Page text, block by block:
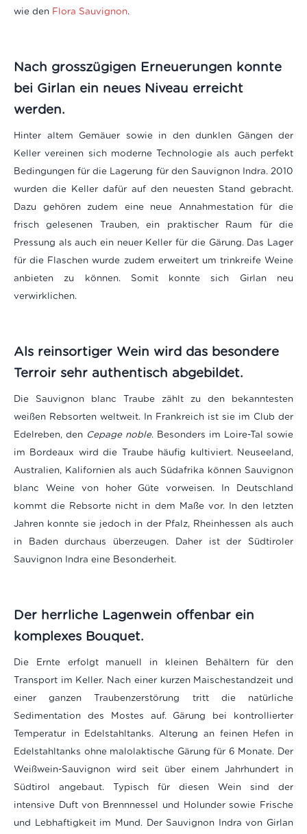
wie den Flora Sauvignon.
Nach grosszügigen Erneuerungen konnte
bei Girlan ein neues Niveau erreicht
werden.
Hinter altem Gemäuer sowie in den dunklen Gängen der
Keller vereinen sich moderne Technologie als auch perfekt
Bedingungen für die Lagerung für den Sauvignon Indra. 2010
wurden die Keller dafür auf den neuesten Stand gebracht.
Dazu gehören zudem eine neue Annahmestation für die
frisch gelesenen Trauben, ein praktischer Raum für die
Pressung als auch ein neuer Keller für die Gärung. Das Lager
für die Flaschen wurde zudem erweitert um trinkreife Weine
anbieten zu können. Somit konnte sich Girlan neu
verwirklichen.
Als reinsortiger Wein wird das besondere
Terroir sehr authentisch abgebildet.
Die Sauvignon blanc Traube zählt zu den bekanntesten
weißen Rebsorten weltweit. In Frankreich ist sie im Club der
Edelreben, den Cepage noble. Besonders im Loire-Tal sowie
im Bordeaux wird die Traube häufig kultiviert. Neuseeland,
Australien, Kalifornien als auch Südafrika können Sauvignon
blanc Weine von hoher Güte vorweisen. In Deutschland
kommt die Rebsorte nicht in dem Maße vor. In den letzten
Jahren konnte sie jedoch in der Pfalz, Rheinhessen als auch
in Baden durchaus überzeugen. Daher ist der Südtiroler
Sauvignon Indra eine Besonderheit.
Der herrliche Lagenwein offenbar ein
komplexes Bouquet.
Die Ernte erfolgt manuell in kleinen Behältern für den
Transport im Keller. Nach einer kurzen Maischestandzeit und
einer ganzen Traubenzerstörung tritt die natürliche
Sedimentation des Mostes auf. Gärung bei kontrollierter
Temperatur in Edelstahltanks. Alterung an feinen Hefen in
Edelstahltanks ohne malolaktische Gärung für 6 Monate. Der
Weißwein-Sauvignon wird seit über einem Jahrhundert in
Südtirol angebaut. Typisch für diesen Wein sind der
intensive Duft von Brennnessel und Holunder sowie Frische
und Lebhaftigkeit im Mund. Der Sauvignon Indra von Girlan